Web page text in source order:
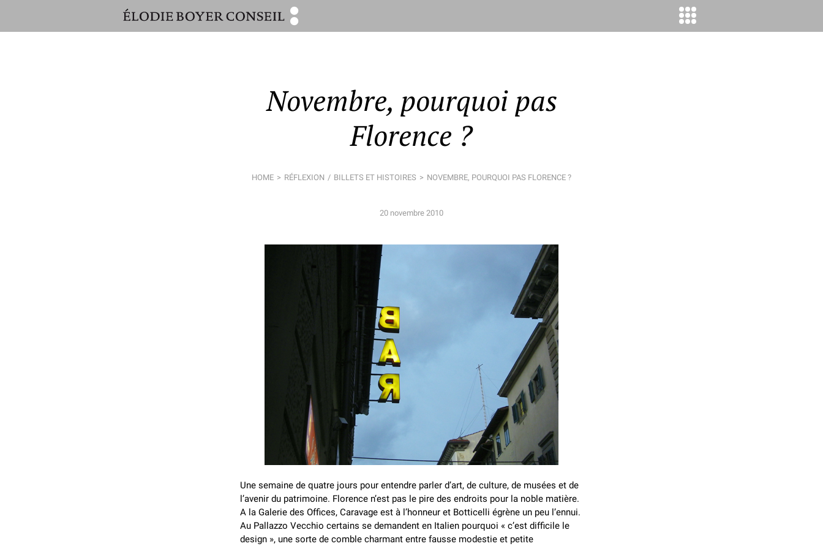
ÉLODIE
BOYER
Novembre, pourquoi pas
Florence ?
HOME RÉFLEXION BILLETS ET HISTOIRES NOVEMBRE, POURQUOI PAS FLORENCE ?
20 novembre 2010
Une semaine de quatre jours pour entendre parler d’art, de culture, de musées et de
l’avenir du patrimoine. Florence n’est pas le pire des endroits pour la noble matière.
A la Galerie des Offices, Caravage est à l’honneur et Botticelli égrène un peu l’ennui.
Au Pallazzo Vecchio certains se demandent en Italien pourquoi « c’est difficile le
design », une sorte de comble charmant entre fausse modestie et petite